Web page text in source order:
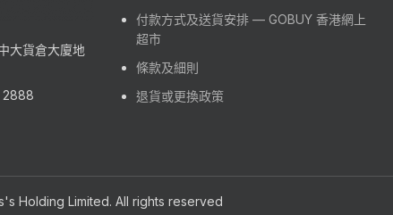
大貨倉大廈地
2888
付款方式及送貨安排 — GOBUY 香港網上
超市
條款及細則
退貨或更換政策
Holding Limited. All rights reserved